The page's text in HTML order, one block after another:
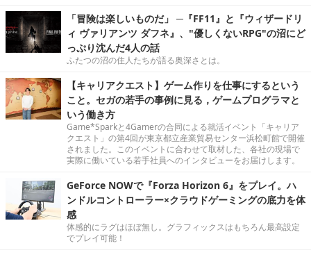
「冒険は楽しいものだ」 ─『FF11』と『ウィザードリ
ィ ヴァリアンツ ダフネ』、"優しくないRPG"の沼にど
っぷり沈んだ4人の話
ふたつの沼の住人たちが語る奥深さとは。
【キャリアクエスト】ゲーム作りを仕事にするという
こと。セガの若手の事例に見る，ゲームプログラマと
いう働き方
Game*Sparkと4Gamerの合同による就活イベント「キャリア
クエスト」の第4回が東京都立産業貿易センター浜松町館で開催
されました。このイベントに合わせて取材した、各社の現場で
実際に働いている若手社員へのインタビューをお届けします。
GeForce NOWで『Forza Horizon 6』をプレイ。ハ
ンドルコントローラー×クラウドゲーミングの底力を体
感
体感的にラグはほぼ無し。グラフィックスはもちろん最高設定
でプレイ可能！